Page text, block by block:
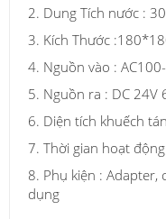
2. Dung Tích nước :
3. Kích Thước
4. Nguồn vào :
5. Nguồn ra : DC 24V
6. Diện tích khuếch
7. Thời gian hoạt
8. Phụ kiện :
dụng